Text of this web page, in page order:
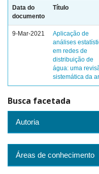
Data do
documento
Título
9-Mar-2021
Aplicação de
análises
em redes de
distribuição de
água: uma
sistemática da
Busca facetada
Autoria
Áreas de conhecimento